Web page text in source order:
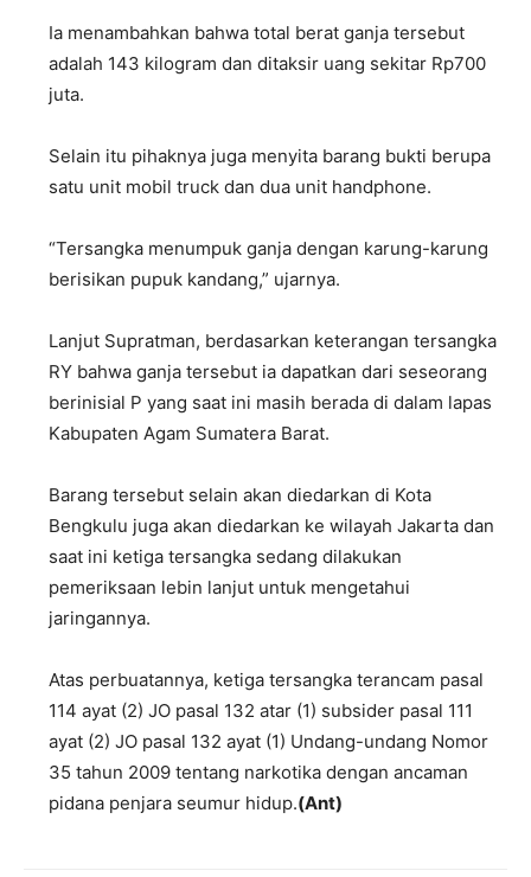
Ia menambahkan bahwa total berat ganja tersebut
adalah 143 kilogram dan ditaksir uang sekitar Rp700
juta.
Selain itu pihaknya juga menyita barang bukti berupa
satu unit mobil truck dan dua unit handphone.
“Tersangka menumpuk ganja dengan karung-karung
berisikan pupuk kandang,” ujarnya.
Lanjut Supratman, berdasarkan keterangan tersangka
RY bahwa ganja tersebut ia dapatkan dari seseorang
berinisial P yang saat ini masih berada di dalam lapas
Kabupaten Agam Sumatera Barat.
Barang tersebut selain akan diedarkan di Kota
Bengkulu juga akan diedarkan ke wilayah Jakarta dan
saat ini ketiga tersangka sedang dilakukan
pemeriksaan lebin lanjut untuk mengetahui
jaringannya.
Atas perbuatannya, ketiga tersangka terancam pasal
114 ayat (2) JO pasal 132 atar (1) subsider pasal 111
ayat (2) JO pasal 132 ayat (1) Undang-undang Nomor
35 tahun 2009 tentang narkotika dengan ancaman
pidana penjara seumur hidup.(Ant)